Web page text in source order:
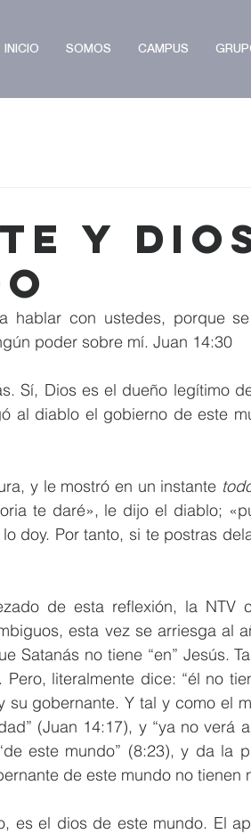
INICIO SOMOS CAMPUS
y
hablar con ustedes, porque
poder sobre mí. Juan 14:30
Sí, Dios es el dueño legítimo
al diablo el gobierno de este
y le mostró en un instante
te daré», le dijo el diablo;
doy. Por tanto, si te postras
de esta reflexión, la NTV
esta vez se arriesga al
Satanás no tiene “en” Jesús.
literalmente dice: “él no
gobernante. Y tal y como el
(Juan 14:17), y “ya no verá
este mundo” (8:23), y da la
de este mundo no tienen
es el dios de este mundo. El